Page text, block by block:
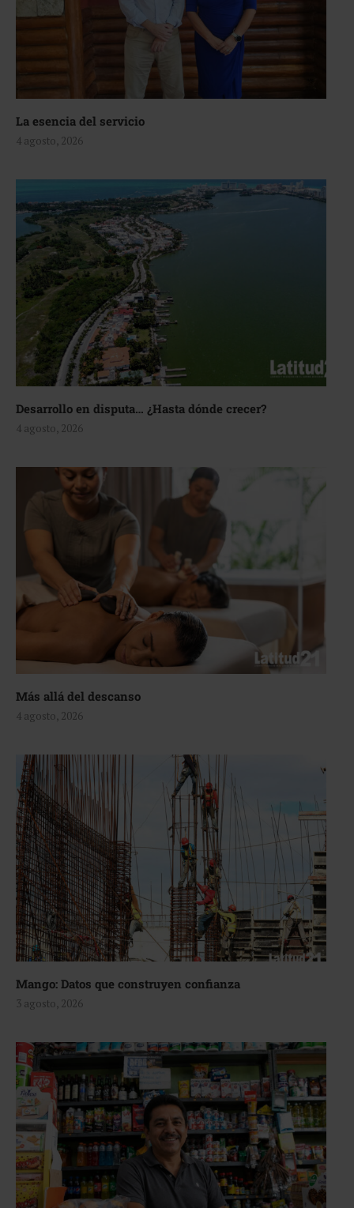
La esencia del servicio
4 agosto, 2026
Desarrollo en disputa… ¿Hasta dónde crecer?
4 agosto, 2026
Más allá del descanso
4 agosto, 2026
Mango: Datos que construyen confianza
3 agosto, 2026